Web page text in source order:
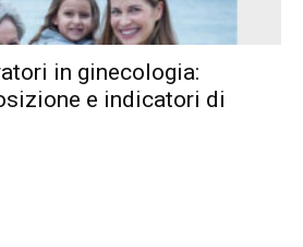
in ginecologia:
e indicatori di